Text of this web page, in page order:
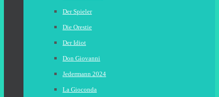
Der Spieler
Die Orestie
Der Idiot
Don Giovanni
Jedermann 2024
La Gioconda